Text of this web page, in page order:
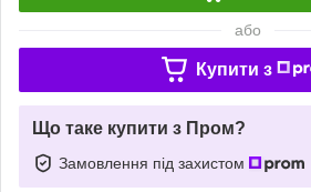
або
Купити з
Що таке купити з Пром?
Замовлення під захистом